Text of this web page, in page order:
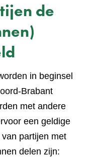
de
in beginsel
Brabant
met andere
een geldige
partijen met
delen zijn: